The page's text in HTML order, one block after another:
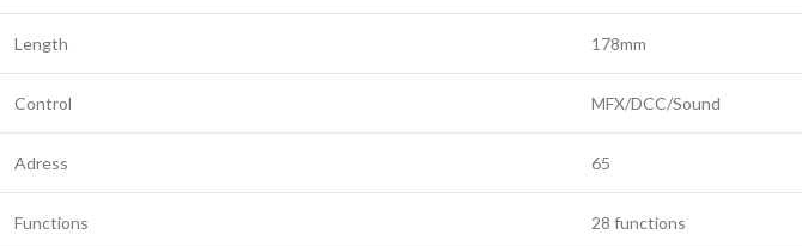
Length 178mm
Control MFX/DCC/Sound
Adress 65
Functions 28 functions